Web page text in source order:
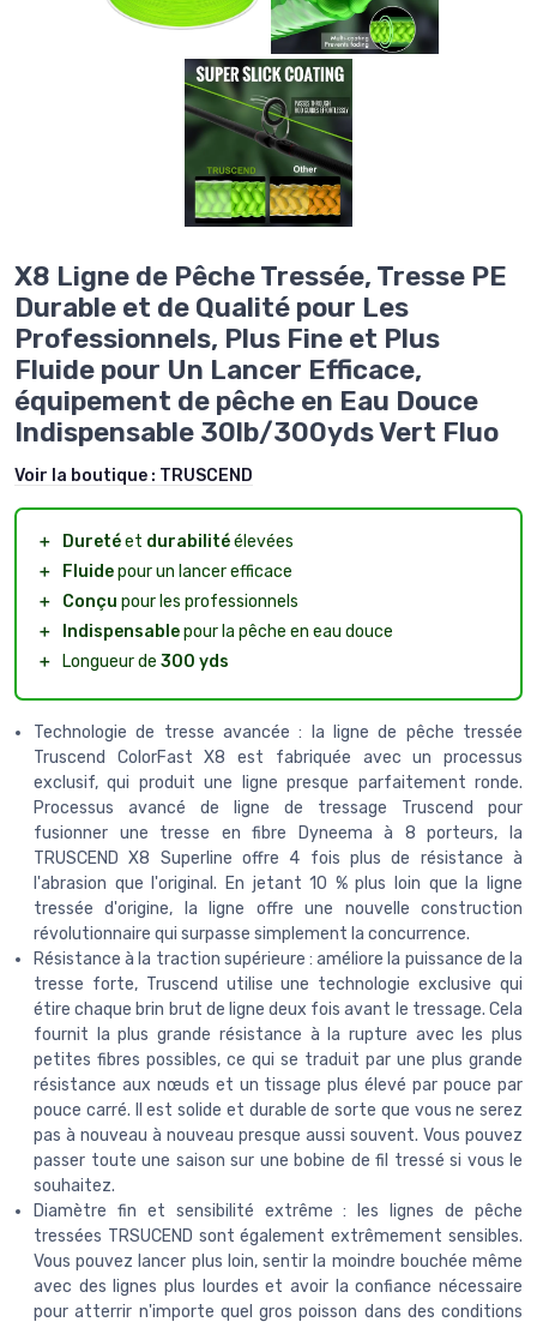
X8 Ligne de Pêche Tressée, Tresse PE
Durable et de Qualité pour Les
Professionnels, Plus Fine et Plus
Fluide pour Un Lancer Efficace,
équipement de pêche en Eau Douce
Indispensable 30lb/300yds Vert Fluo
Voir la boutique : TRUSCEND
＋ Duretéet durabilitéélevées
＋
Fluidepour un lancer efficace
＋
Conçu pour les professionnels
＋
Indispensablepour la pêche en eau douce
＋
Longueur de 300 yds
Technologie de tresse avancée : la ligne de pêche tressée
Truscend ColorFast X8 est fabriquée avec un processus
exclusif, qui produit une ligne presque parfaitement ronde.
Processus avancé de ligne de tressage Truscend pour
fusionner une tresse en fibre Dyneema à 8 porteurs, la
TRUSCEND X8 Superline offre 4 fois plus de résistance à
l'abrasion que l'original. En jetant 10 % plus loin que la ligne
tressée d'origine, la ligne offre une nouvelle construction
révolutionnaire qui surpasse simplement la concurrence.
Résistance à la traction supérieure : améliore la puissance de la
tresse forte, Truscend utilise une technologie exclusive qui
étire chaque brin brut de ligne deux fois avant le tressage. Cela
fournit la plus grande résistance à la rupture avec les plus
petites fibres possibles, ce qui se traduit par une plus grande
résistance aux nœuds et un tissage plus élevé par pouce par
pouce carré. Il est solide et durable de sorte que vous ne serez
pas à nouveau à nouveau presque aussi souvent. Vous pouvez
passer toute une saison sur une bobine de fil tressé si vous le
souhaitez.
Diamètre fin et sensibilité extrême : les lignes de pêche
tressées TRSUCEND sont également extrêmement sensibles.
Vous pouvez lancer plus loin, sentir la moindre bouchée même
avec des lignes plus lourdes et avoir la confiance nécessaire
pour atterrir n'importe quel gros poisson dans des conditions